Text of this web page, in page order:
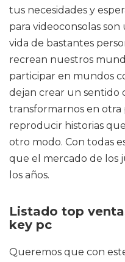
tus necesidades y
para videoconsolas
vida de bastantes
recrean nuestros
participar en mundos
dejan crear un sentido
transformarnos en otra
reproducir historias
otro modo. Con todas
que el mercado de los
los años.
Listado top
key pc
Queremos que con